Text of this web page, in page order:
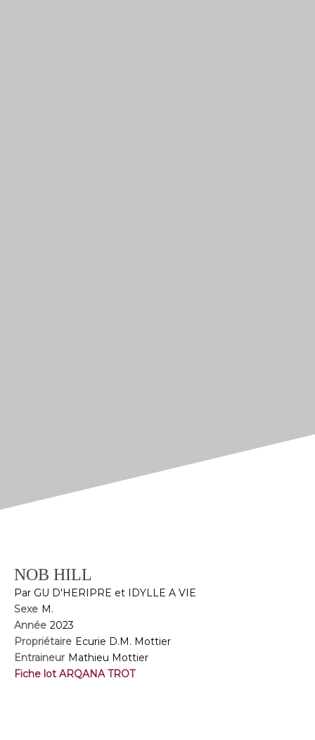
NOB HILL
Par GU D'HERIPRE et IDYLLE A VIE
Sexe M.
Année 2023
Propriétaire Ecurie D.M. Mottier
Entraineur Mathieu Mottier
Fiche lot ARQANA TROT